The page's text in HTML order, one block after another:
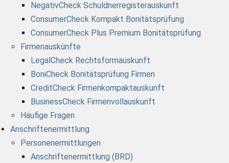
NegativCheck Schuldnerregisterauskunft
ConsumerCheck Kompakt Bonitätsprüfung
ConsumerCheck Plus Premium Bonitätsprüfung
Firmenauskünfte
LegalCheck Rechtsformauskunft
BoniCheck Bonitätsprüfung Firmen
CreditCheck Firmenkompaktauskunft
BusinessCheck Firmenvollauskunft
Häufige Fragen
Anschriftenermittlung
Personenermittlungen
Anschriftenermittlung (BRD)